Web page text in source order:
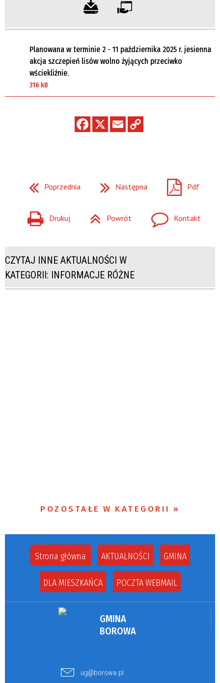
Planowana w terminie 2 - 11 października 2025 r. jesienna
akcja szczepień lisów wolno żyjących przeciwko
wściekliźnie.
316 kB
Poprzednia Następna Pdf
Drukuj Powrót Kontakt
CZYTAJ INNE AKTUALNOŚCI W
KATEGORII: INFORMACJE RÓŻNE
POZOSTAŁE W KATEGORII
Strona główna AKTUALNOŚCI GMINA
DLA MIESZKAŃCA POCZTA WEBMAIL
GMINA
BOROWA
ug@borowa.pl